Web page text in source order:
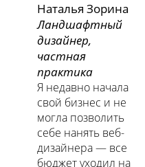
Наталья Зорина
Ландшафтный
дизайнер,
частная
практика
Я недавно начала
свой бизнес и не
могла позволить
себе нанять веб-
дизайнера — все
бюджет уходил на